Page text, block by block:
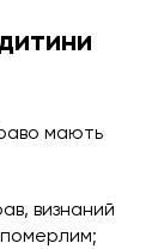
мають
визнаний
померлим;